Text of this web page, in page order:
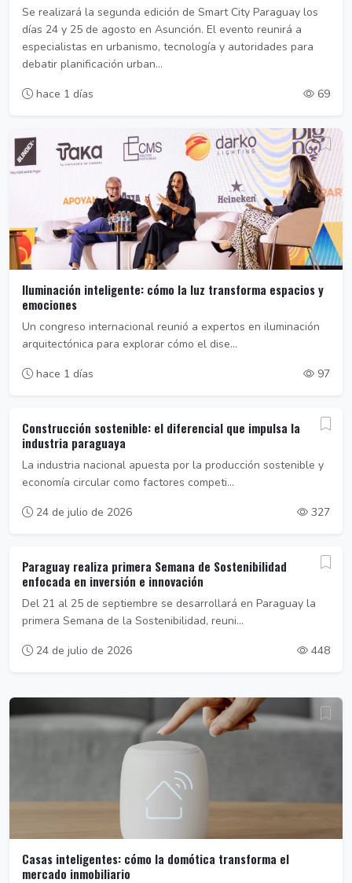
Se realizará la segunda edición de Smart City Paraguay los
días 24 y 25 de agosto en Asunción. El evento reunirá a
especialistas en urbanismo, tecnología y autoridades para
debatir planificación urban...
hace 1 días
69
Iluminación inteligente: cómo la luz transforma espacios y
emociones
Un congreso internacional reunió a expertos en iluminación
arquitectónica para explorar cómo el dise...
hace 1 días
97
Construcción sostenible: el diferencial que impulsa la
industria paraguaya
La industria nacional apuesta por la producción sostenible y
economía circular como factores competi...
24 de julio de 2026
327
Paraguay realiza primera Semana de Sostenibilidad
enfocada en inversión e innovación
Del 21 al 25 de septiembre se desarrollará en Paraguay la
primera Semana de la Sostenibilidad, reuni...
24 de julio de 2026
448
Casas inteligentes: cómo la domótica transforma el
mercado inmobiliario